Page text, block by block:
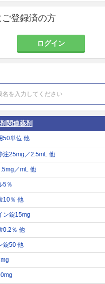
登録済の方
ログイン
関連薬剤
50単位 他
注25mg／2.5mL 他
／mL 他
5％
10％ 他
ン錠15mg
0.2％ 他
錠50 他